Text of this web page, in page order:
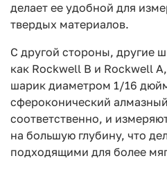
делает ее удобной для
твердых материалов.
С другой стороны, другие
как Rockwell B и Rockwell
шарик диаметром 1/16
сфероконический
соответственно, и
на большую глубину, что
подходящими для более